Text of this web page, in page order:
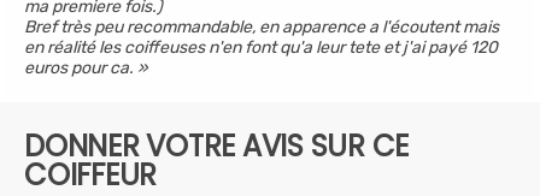
ma premiere fois.)
Bref très peu recommandable, en apparence a l'écoutent mais
en réalité les coiffeuses n'en font qu'a leur tete et j'ai payé 120
euros pour ca.
DONNER VOTRE AVIS SUR CE
COIFFEUR